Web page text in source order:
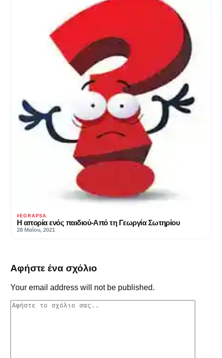
#EGRAPSA
Η απορία ενός παιδιού-Aπό τη Γεωργία Σωτηρίου
28 Μαΐου, 2021
Αφήστε ένα σχόλιο
Your email address will not be published.